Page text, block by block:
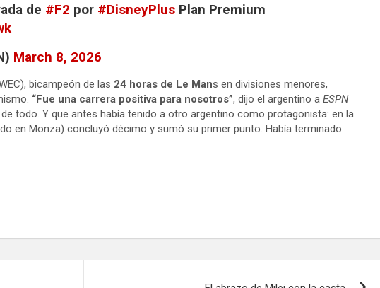
de #F2 por #DisneyPlusPlan Premium
March 8, 2026
bicampeón de las 24 horas de Le Mans en divisiones menores,
“Fue una carrera positiva para nosotros”, dijo el argentino a ESPN
todo. Y que antes había tenido a otro argentino como protagonista: en la
en Monza) concluyó décimo y sumó su primer punto. Había terminado